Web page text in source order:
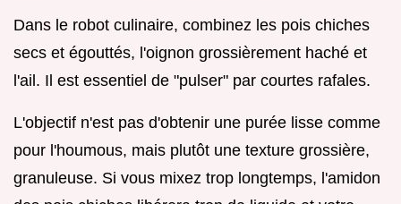
Dans le robot culinaire, combinez les pois chiches
secs et égouttés, l'oignon grossièrement haché et
l'ail. Il est essentiel de "pulser" par courtes rafales.
L'objectif n'est pas d'obtenir une purée lisse comme
pour l'houmous, mais plutôt une texture grossière,
granuleuse. Si vous mixez trop longtemps, l'amidon